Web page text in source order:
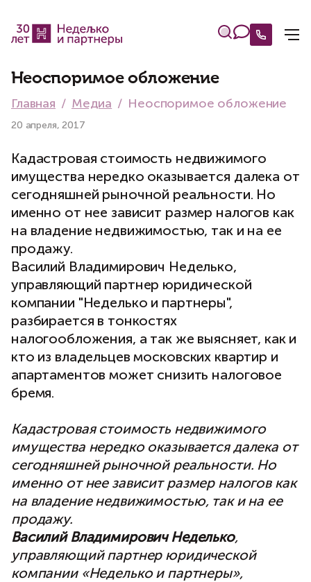
Неоспоримое обложение
Главная Медиа Неоспоримое обложение
20 апреля, 2017
Кадастровая стоимость недвижимого
имущества нередко оказывается далека от
сегодняшней рыночной реальности. Но
именно от нее зависит размер налогов как
на владение недвижимостью, так и на ее
продажу.
Василий Владимирович Неделько,
управляющий партнер юридической
компании "Неделько и партнеры",
разбирается в тонкостях
налогообложения, а так же выясняет, как и
кто из владельцев московских квартир и
апартаментов может снизить налоговое
бремя.
Кадастровая стоимость недвижимого
имущества нередко оказывается далека от
сегодняшней рыночной реальности. Но
именно от нее зависит размер налогов как
на владение недвижимостью, так и на ее
продажу.
Василий Владимирович Неделько,
управляющий партнер юридической
компании «Неделько и партнеры»,